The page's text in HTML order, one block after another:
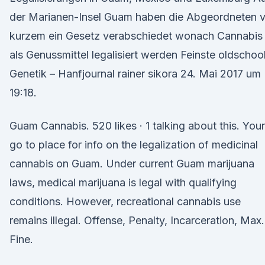
der Marianen-Insel Guam haben die Abgeordneten
kurzem ein Gesetz verabschiedet wonach Cannabis
als Genussmittel legalisiert werden Feinste
Genetik – Hanfjournal rainer sikora 24. Mai 2017 um
19:18.
Guam Cannabis. 520 likes · 1 talking about this. Your
go to place for info on the legalization of medicinal
cannabis on Guam. Under current Guam marijuana
laws, medical marijuana is legal with qualifying
conditions. However, recreational cannabis use
remains illegal. Offense, Penalty, Incarceration, Max.
Fine.